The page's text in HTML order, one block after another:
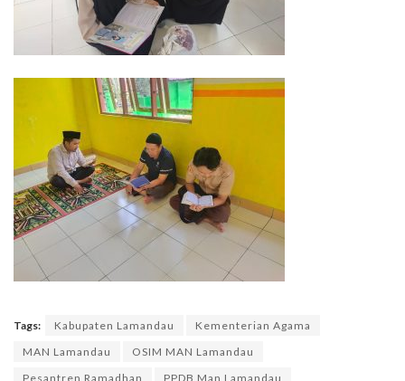
Tags: Kabupaten Lamandau
Kementerian Agama
MAN Lamandau
OSIM MAN Lamandau
Pesantren Ramadhan
PPDB Man Lamandau